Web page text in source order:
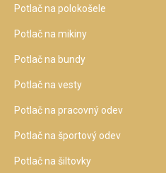
Potlač na polokošele
Potlač na mikiny
Potlač na bundy
Potlač na vesty
Potlač na pracovný odev
Potlač na športový odev
Potlač na šiltovky